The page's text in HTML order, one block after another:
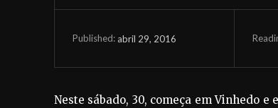
Published: abril 29, 2016
Neste sábado, 30, começa em Vinhedo